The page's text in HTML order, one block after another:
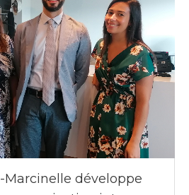
Marcinelle développe